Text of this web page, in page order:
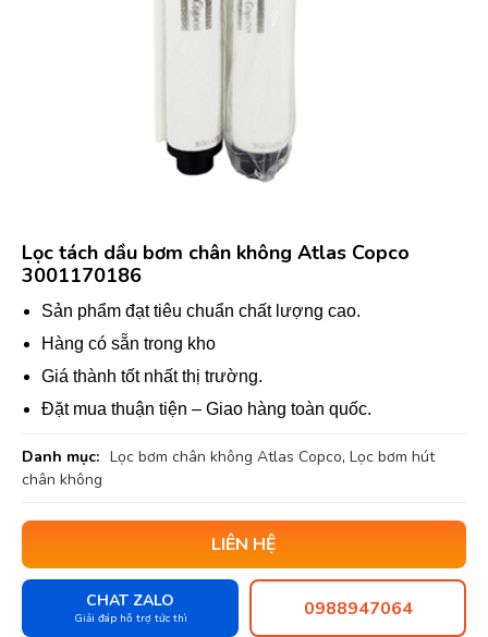
Lọc tách dầu bơm chân không Atlas Copco
3001170186
Sản phẩm đạt tiêu chuẩn chất lượng cao.
Hàng có sẵn trong kho
Giá thành tốt nhất thị trường.
Đặt mua thuận tiện – Giao hàng toàn quốc.
Danh mục: Lọc bơm chân không Atlas Copco, Lọc bơm hút
chân không
LIÊN HỆ
CHAT ZALO
Giải đáp hỗ trợ tức thì 0988947064